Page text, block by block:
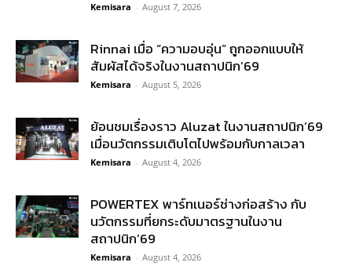
Kemisara - August 7, 2026
Rinnai เมื่อ “ความอบอุ่น” ถูกออกแบบให้
สัมผัสได้จริงในงานสถาปนิก’69
Kemisara - August 5, 2026
ย้อนชมเรื่องราว Aluzat ในงานสถาปนิก’69
เมื่อนวัตกรรมเติบโตไปพร้อมกับกาลเวลา
Kemisara - August 4, 2026
POWERTEX พาร์ทเนอร์ช่างก่อสร้าง กับ
นวัตกรรมที่ยกระดับมาตรฐานในงาน
สถาปนิก’69
Kemisara - August 4, 2026